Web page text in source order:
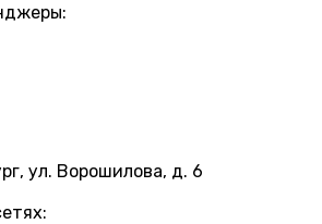
ул. Ворошилова, д. 6